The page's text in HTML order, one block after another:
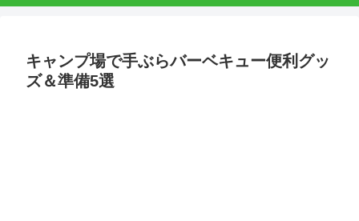
キャンプ場で手ぶらバーベキュー便利グッ
ズ＆準備5選